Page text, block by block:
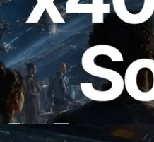
Solana
AI Agents
Betalen